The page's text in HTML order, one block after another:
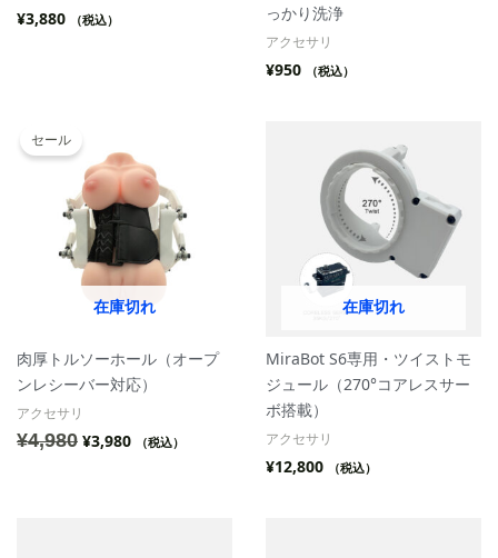
¥3,880 （税込）
っかり洗浄
アクセサリ
¥950 （税込）
在庫切れ
セール
肉厚トルソーホール（オープ
ンレシーバー対応）
アクセサリ
¥4,980
格
は
¥4,980
で
し
た。
¥3,980
の
価
格
は
¥3,980
す。
（税込）
在庫切れ
MiraBot S6専用・ツイストモ
ジュール（270°コアレスサー
ボ搭載）
アクセサリ
¥12,800 （税込）